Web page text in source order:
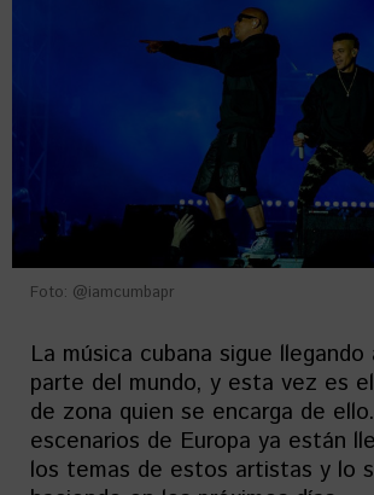
Foto: @iamcumbapr
La música cubana sigue llegando
parte del mundo, y esta vez es
de zona quien se encarga de
escenarios de Europa ya están
los temas de estos artistas y lo